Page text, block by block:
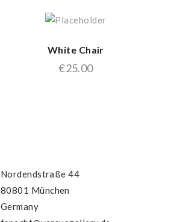
White Chair
€25.00
Nordendstraße 44
80801 München
Germany